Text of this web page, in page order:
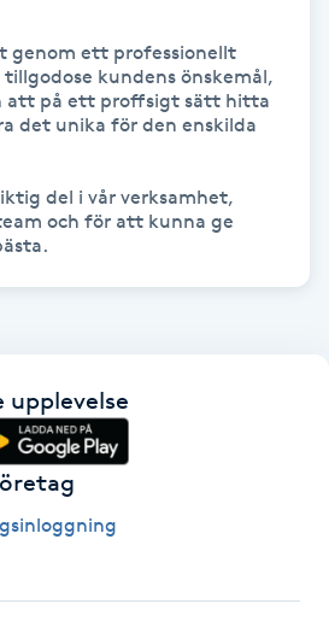
genom ett professionellt
kundens önskemål,
att på ett proffsigt sätt hitta
det unika för den enskilda
del i vår verksamhet,
och för att kunna ge
upplevelse